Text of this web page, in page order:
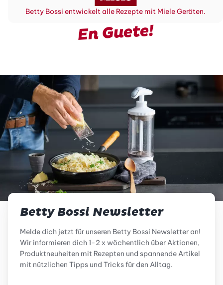
Betty Bossi entwickelt alle Rezepte mit Miele Geräten.
En Guete!
Betty Bossi Newsletter
Melde dich jetzt für unseren Betty Bossi Newsletter an!
Wir informieren dich 1-2 x wöchentlich über Aktionen,
Produktneuheiten mit Rezepten und spannende Artikel
mit nützlichen Tipps und Tricks für den Alltag.